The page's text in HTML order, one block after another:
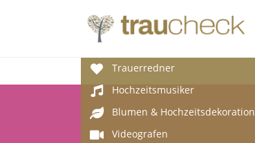
Trauerredner
Hochzeitsmusiker
Blumen & Hochzeitsdekoration
Videografen